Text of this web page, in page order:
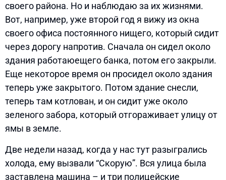
своего района. Но и наблюдаю за их жизнями.
Вот, например, уже второй год я вижу из окна
своего офиса постоянного нищего, который сидит
через дорогу напротив. Сначала он сидел около
здания работаюещего банка, потом его закрыли.
Еще некоторое время он просидел около здания
теперь уже закрытого. Потом здание снесли,
теперь там котлован, и он сидит уже около
зеленого забора, который отгораживает улицу от
ямы в земле.
Две недели назад, когда у нас тут разыгрались
холода, ему вызвали “Скорую”. Вся улица была
заставлена машина – и три полицейские